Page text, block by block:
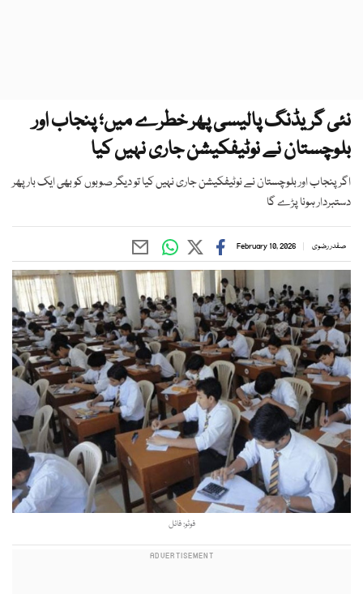
نئی گریڈنگ پالیسی پھر خطرے میں؛ پنجاب اور
بلوچستان نے نوٹیفکیشن جاری نہیں کیا
اگر پنجاب اور بلوچستان نے نوٹیفکیشن جاری نہیں کیا تو دیگر صوبوں کو بھی ایک بار پھر
دستبردار ہونا پڑے گا
صفدر رضوی February 10, 2026
فوٹو: فائل